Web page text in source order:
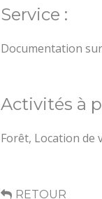
Service :
Documentation
Activités à
Forêt, Location de
RETOUR